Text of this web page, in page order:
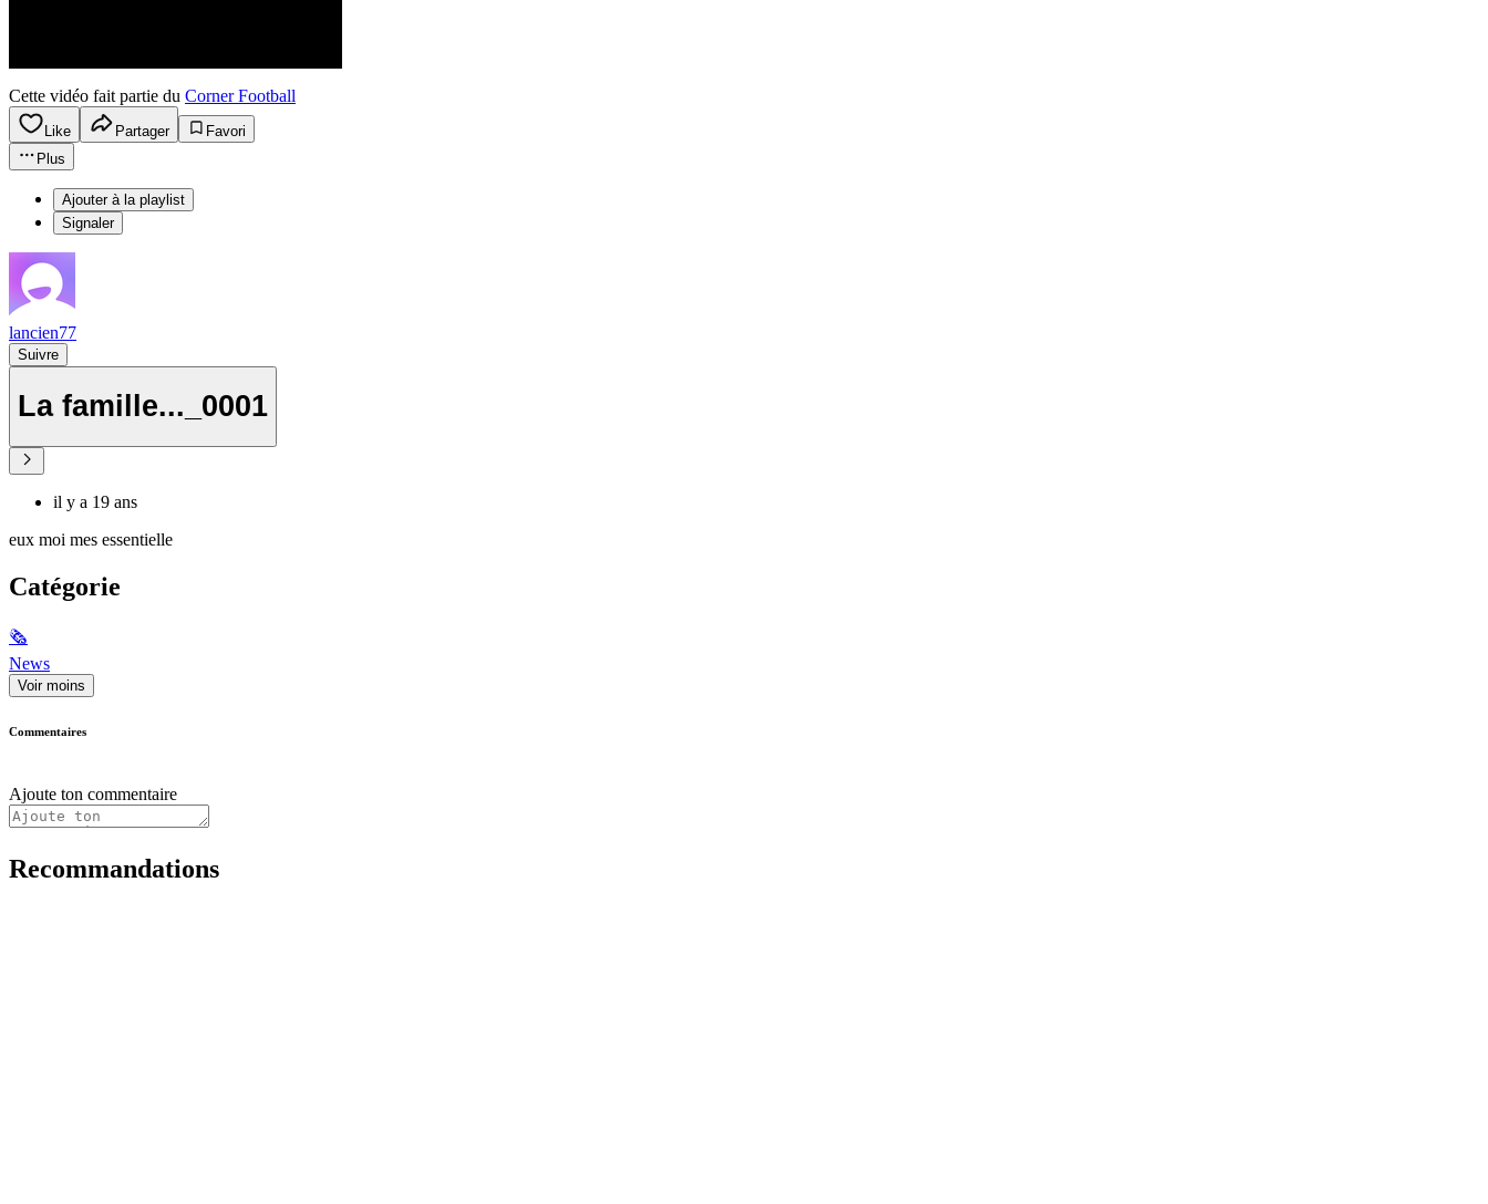
Cette vidéo fait partie du Corner Football
Like Partager
Favori
Plus
Ajouter à la playlist
Signaler
lancien77
Suivre
La famille..._0001
il y a 19 ans
eux moi mes essentielle
Catégorie
🗞
News
Voir moins
Commentaires
Ajoute ton commentaire
Recommandations